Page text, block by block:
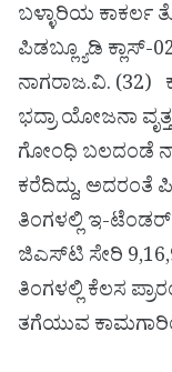
ಬಳ್ಳಾರಿಯ ಕಾಕರ್ಲ
ಪಿಡಬ್ಲ್ಯೂಡಿ ಕ್ಲಾಸ್-
ನಾಗರಾಜ.ವಿ.
ಭದ್ರಾ ಯೋಜನಾ
ಗೋಂಧಿ ಬಲದಂಡೆ
ಕರೆದಿದ್ದು,
ತಿಂಗಳಲ್ಲಿ ಇ-ಟೆಂಡ‌ರ್
ಜಿಎಸ್‌ಟಿ ಸೇರಿ
ತಿಂಗಳಲ್ಲಿ ಕೆಲಸ
ತಗೆಯುವ